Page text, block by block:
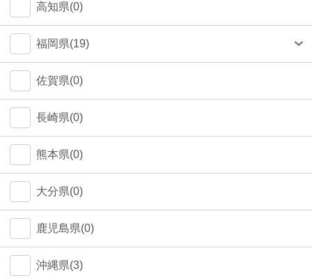
高知県(0)
福岡県(19)
福岡市(18)
佐賀県(0)
長崎県(0)
熊本県(0)
大分県(0)
鹿児島県(0)
沖縄県(3)